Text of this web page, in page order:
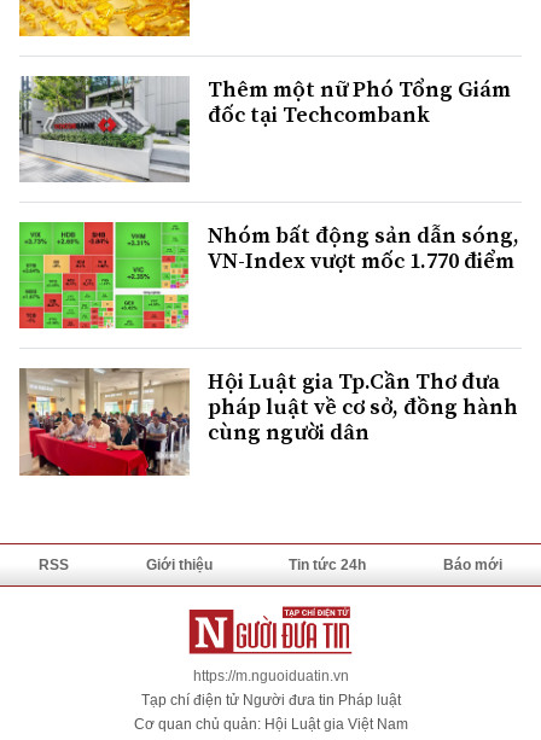
Thêm một nữ Phó Tổng Giám
đốc tại Techcombank
Nhóm bất động sản dẫn sóng,
VN-Index vượt mốc 1.770 điểm
Hội Luật gia Tp.Cần Thơ đưa
pháp luật về cơ sở, đồng hành
cùng người dân
RSS Giới thiệu Tin tức 24h Báo mới
https://m.nguoiduatin.vn
Tạp chí điện tử Người đưa tin Pháp luật
Cơ quan chủ quản: Hội Luật gia Việt Nam